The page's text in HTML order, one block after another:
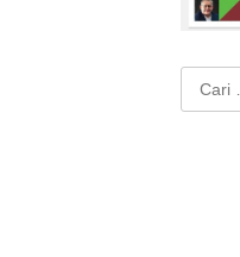
Cari
untuk: